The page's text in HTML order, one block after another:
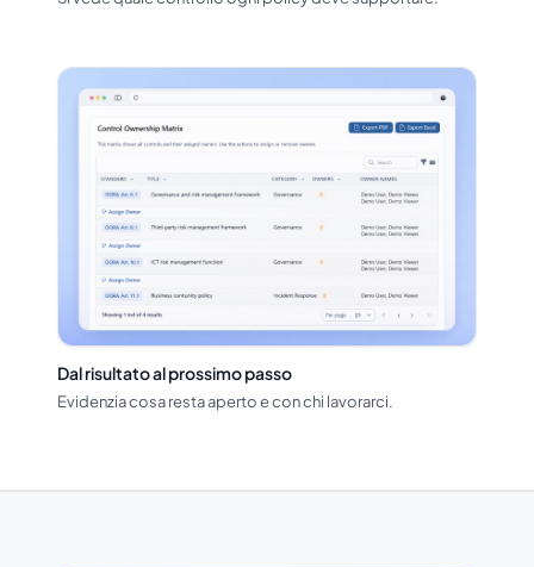
Dal risultato al prossimo passo
Evidenzia cosa resta aperto e con chi lavorarci.